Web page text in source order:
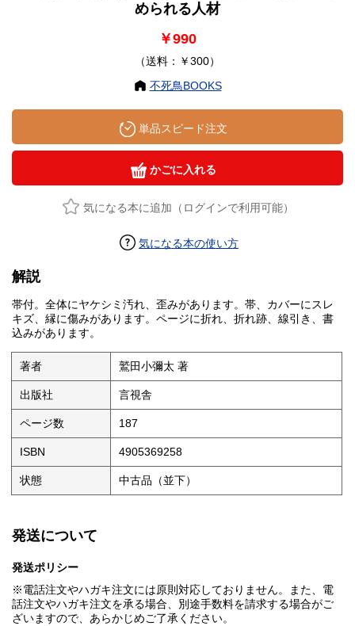
められる人材
￥990
（送料：￥300）
不死鳥BOOKS
単品スピード注文
かごに入れる
気になる本に追加（ログインで利用可能）
気になる本の使い方
解説
帯付。全体にヤケシミ汚れ、歪みがあります。帯、カバーにスレ
キズ、縁に傷みがあります。ページに折れ、折れ跡、線引き、書
込みがあります。
著者 鷲田小彌太 著
出版社 言視舎
ページ数 187
ISBN 4905369258
状態 中古品（並下）
発送について
発送ポリシー
※電話注文やハガキ注文には原則対応しておりません。また、電
話注文やハガキ注文を承る場合、別途手数料を請求する場合がご
ざいますので、あらかじめご了承ください。